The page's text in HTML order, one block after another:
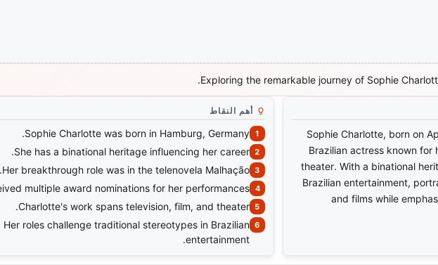
Exploring the remarkable journey of Sophie
Sophie Charlotte, born on
Brazilian actress known for
theater. With a binational
Brazilian entertainment,
and films while
أهم النقاط
Sophie Charlotte was born in Hamburg, Germany.
She has a binational heritage influencing her career.
Her breakthrough role was in the telenovela Malhação.
multiple award nominations for her performances.
Charlotte's work spans television, film, and theater.
Her roles challenge traditional stereotypes in Brazilian
entertainment.